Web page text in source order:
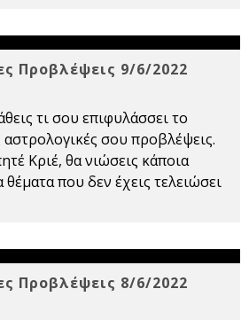
Προβλέψεις 9/6/2022
τι σου επιφυλάσσει το
αστρολογικές σου προβλέψεις.
Κριέ, θα νιώσεις κάποια
που δεν έχεις τελειώσει
Προβλέψεις 8/6/2022